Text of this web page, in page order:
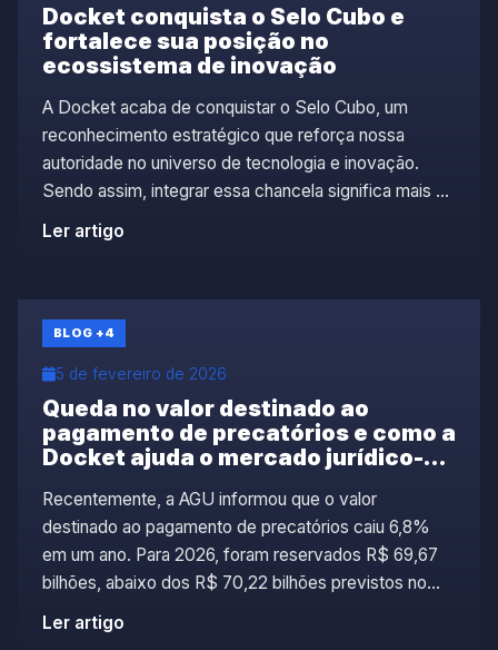
Docket conquista o Selo Cubo e
fortalece sua posição no
ecossistema de inovação
A Docket acaba de conquistar o Selo Cubo, um
reconhecimento estratégico que reforça nossa
autoridade no universo de tecnologia e inovação.
Sendo assim, integrar essa chancela significa mais do
que um selo no site, é uma validação de mercado que
sinaliza confiança, tração e capacidade de gerar
O Selo […]
Ler artigo
BLOG +4
5 de fevereiro de 2026
Queda no valor destinado ao
pagamento de precatórios e como a
Docket ajuda o mercado jurídico-
Recentemente, a AGU informou que o valor
destinado ao pagamento de precatórios caiu 6,8%
em um ano. Para 2026, foram reservados R$ 69,67
bilhões, abaixo dos R$ 70,22 bilhões previstos no
ano anterior. Essa queda no valor destinado ao
pagamento de precatórios reflete a necessidade de
Ler artigo